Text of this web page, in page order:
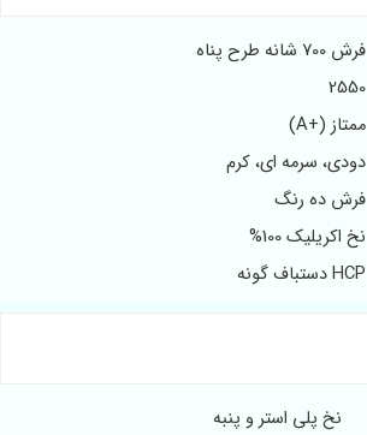
فرش 700 شانه طرح پناه
2550
ممتاز (+A)
دودی، سرمه ای، کرم
فرش ده رنگ
نخ اکریلیک 100%
HCP دستباف گونه
نخ پلی استر و پنبه